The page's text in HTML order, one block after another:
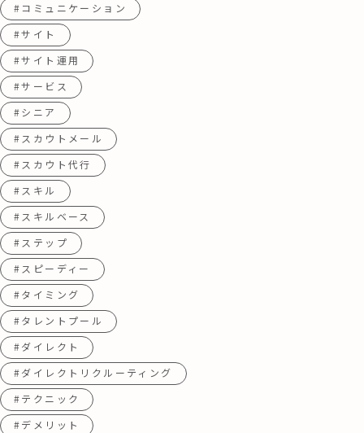
#コミュニケーション
#サイト
#サイト運用
#サービス
#シニア
#スカウトメール
#スカウト代行
#スキル
#スキルベース
#ステップ
#スピーディー
#タイミング
#タレントプール
#ダイレクト
#ダイレクトリクルーティング
#テクニック
#デメリット